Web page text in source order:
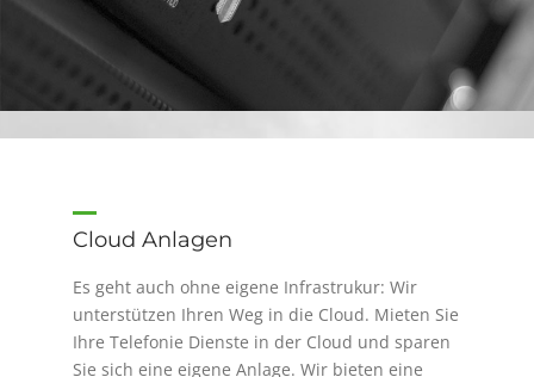
Cloud Anlagen
Es geht auch ohne eigene Infrastrukur: Wir
unterstützen Ihren Weg in die Cloud. Mieten Sie
Ihre Telefonie Dienste in der Cloud und sparen
Sie sich eine eigene Anlage. Wir bieten eine